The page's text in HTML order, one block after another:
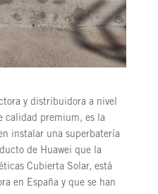
y distribuidora a nivel
calidad premium, es la
instalar una superbatería
de Huawei que la
Cubierta Solar, está
en España y que se han